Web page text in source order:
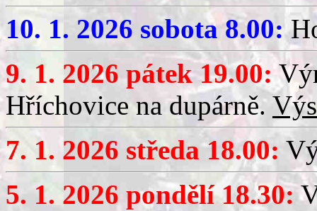
10. 1. 2026 sobota 8.00:
9. 1. 2026 pátek 19.00:
Hříchovice na dupárně.
7. 1. 2026 středa 18.00:
5. 1. 2026 pondělí 18.30: